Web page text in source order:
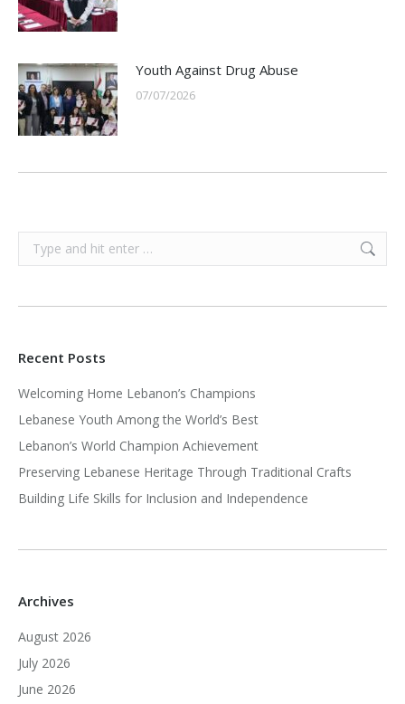
Youth Against Drug Abuse
07/07/2026
Search:
Recent Posts
Welcoming Home Lebanon’s Champions
Lebanese Youth Among the World’s Best
Lebanon’s World Champion Achievement
Preserving Lebanese Heritage Through Traditional Crafts
Building Life Skills for Inclusion and Independence
Archives
August 2026
July 2026
June 2026